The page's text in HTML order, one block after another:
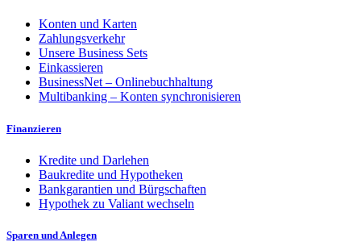
Konten und Karten
Zahlungsverkehr
Unsere Business Sets
Einkassieren
BusinessNet – Onlinebuchhaltung
Multibanking – Konten synchronisieren
Finanzieren
Kredite und Darlehen
Baukredite und Hypotheken
Bankgarantien und Bürgschaften
Hypothek zu Valiant wechseln
Sparen und Anlegen